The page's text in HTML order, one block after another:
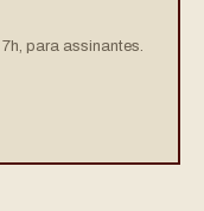
para assinantes.